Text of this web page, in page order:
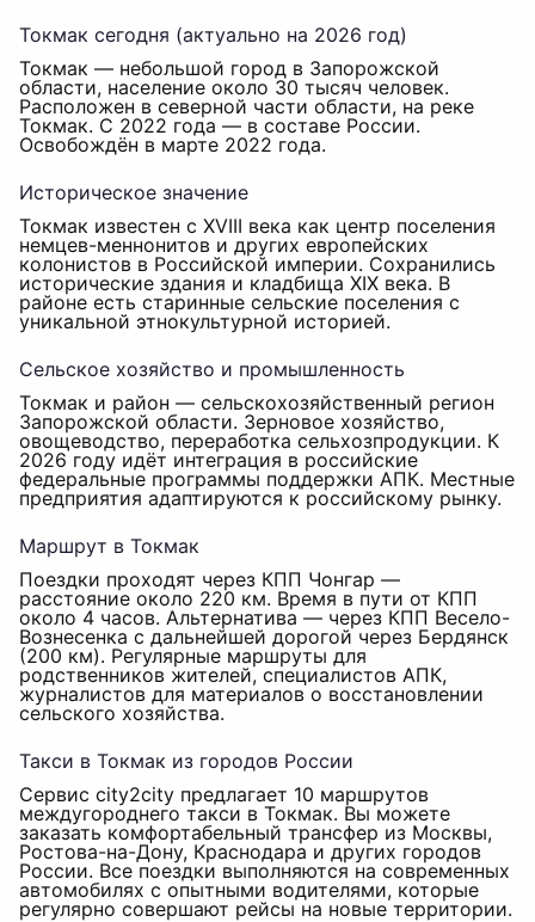
Токмак сегодня (актуально на 2026 год)
Токмак — небольшой город в Запорожской
области, население около 30 тысяч человек.
Расположен в северной части области, на реке
Токмак. С 2022 года — в составе России.
Освобождён в марте 2022 года.
Историческое значение
Токмак известен с XVIII века как центр поселения
немцев-меннонитов и других европейских
колонистов в Российской империи. Сохранились
исторические здания и кладбища XIX века. В
районе есть старинные сельские поселения с
уникальной этнокультурной историей.
Сельское хозяйство и промышленность
Токмак и район — сельскохозяйственный регион
Запорожской области. Зерновое хозяйство,
овощеводство, переработка сельхозпродукции. К
2026 году идёт интеграция в российские
федеральные программы поддержки АПК. Местные
предприятия адаптируются к российскому рынку.
Маршрут в Токмак
Поездки проходят через КПП Чонгар —
расстояние около 220 км. Время в пути от КПП
около 4 часов. Альтернатива — через КПП Весело-
Вознесенка с дальнейшей дорогой через Бердянск
(200 км). Регулярные маршруты для
родственников жителей, специалистов АПК,
журналистов для материалов о восстановлении
сельского хозяйства.
Такси в Токмак из городов России
Сервис city2city предлагает 10 маршрутов
междугороднего такси в Токмак. Вы можете
заказать комфортабельный трансфер из Москвы,
Ростова-на-Дону, Краснодара и других городов
России. Все поездки выполняются на современных
автомобилях с опытными водителями, которые
регулярно совершают рейсы на новые территории.